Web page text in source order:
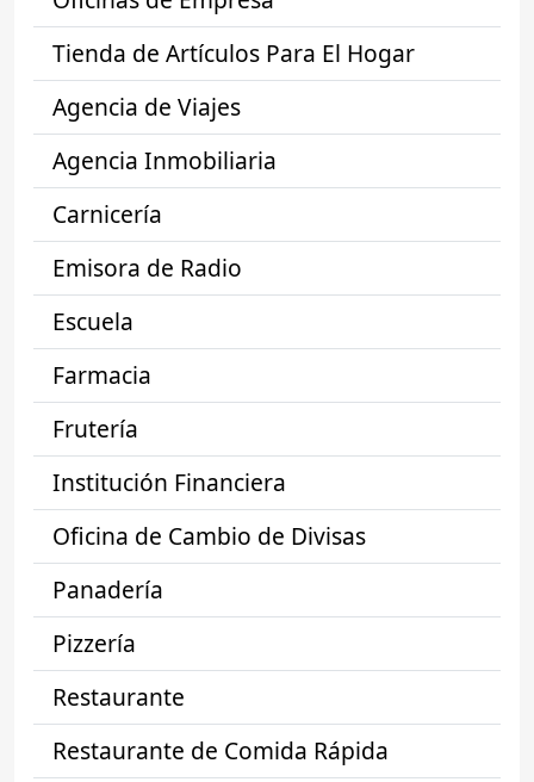
Tienda de Artículos Para El Hogar
Agencia de Viajes
Agencia Inmobiliaria
Carnicería
Emisora de Radio
Escuela
Farmacia
Frutería
Institución Financiera
Oficina de Cambio de Divisas
Panadería
Pizzería
Restaurante
Restaurante de Comida Rápida